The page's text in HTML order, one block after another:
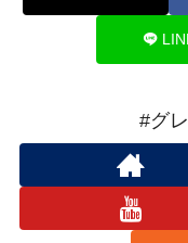
#グ